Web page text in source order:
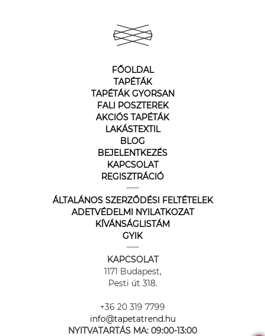
FŐOLDAL
TAPÉTÁK
TAPÉTÁK GYORSAN
FALI POSZTEREK
AKCIÓS TAPÉTÁK
LAKÁSTEXTIL
BLOG
BEJELENTKEZÉS
KAPCSOLAT
REGISZTRÁCIÓ
ÁLTALÁNOS SZERZŐDÉSI FELTÉTELEK
ADETVÉDELMI NYILATKOZAT
KÍVÁNSÁGLISTÁM
GYIK
KAPCSOLAT
1171 Budapest,
Pesti út 318.
+36 20 319 7799
info@tapetatrend.hu
NYITVATARTÁS MA: 09:00-13:00